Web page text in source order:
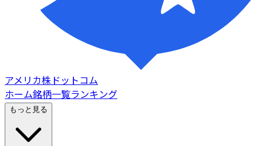
アメリカ株ドットコム
ホーム銘柄一覧ランキング
もっと見る